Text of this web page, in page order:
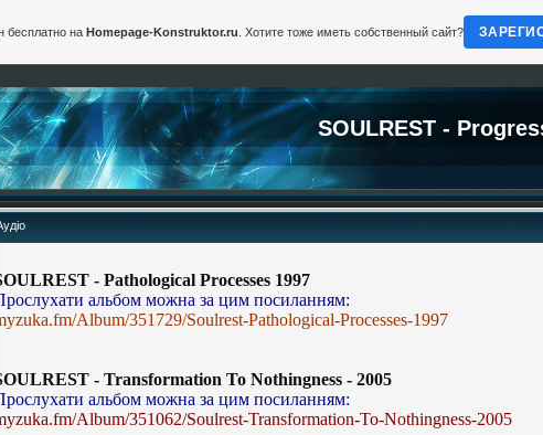
SOULREST -
- Pathological Processes 1997
альбом можна за цим посиланням:
Album/351729/Soulrest-Pathological-Processes-1997
- Transformation To Nothingness - 2005
альбом можна за цим посиланням:
Album/351062/Soulrest-Transformation-To-Nothingness-2005
бесплатно на Homepage-Konstruktor.ru . Хотите тоже иметь собственный сайт?